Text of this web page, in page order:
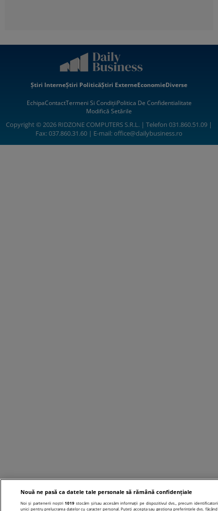
Știri InterneȘtiri PoliticăȘtiri ExterneEconomieDiverse
EchipaContactTermeni Si CondițiiPolitica De Confidentialitate
Modifică Setările
Copyright © 2026 RIDZONE COMPUTERS S.R.L. | Telefon 031.860.51.09 |
Fax: 037.860.31.60 | E-mail:office@dailybusiness.ro
Nouă ne pasă ca datele tale personale să rămână confidențiale
Noi și partenerii noștri1019 stocăm și/sau accesăm informații pe dispozitivul dvs., precum
unici pentru prelucrarea datelor cu caracter personal. Puteți accepta sau gestiona preferințele dvs. făcând